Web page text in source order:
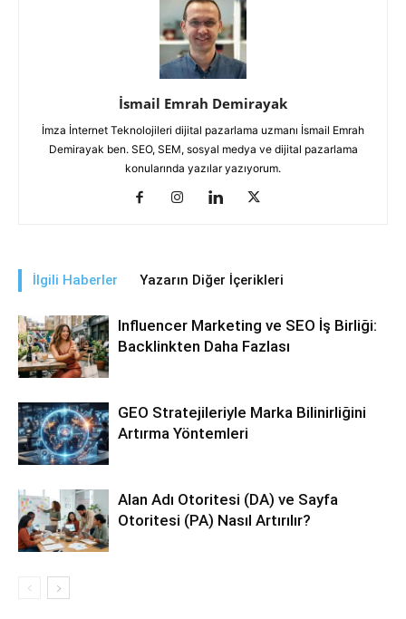
İsmail Emrah Demirayak
İmza İnternet Teknolojileri dijital pazarlama uzmanı İsmail Emrah
Demirayak ben. SEO, SEM, sosyal medya ve dijital pazarlama
konularında yazılar yazıyorum.
İlgili Haberler Yazarın Diğer İçerikleri
Influencer Marketing ve SEO İş Birliği:
Backlinkten Daha Fazlası
GEO Stratejileriyle Marka Bilinirliğini
Artırma Yöntemleri
Alan Adı Otoritesi (DA) ve Sayfa
Otoritesi (PA) Nasıl Artırılır?